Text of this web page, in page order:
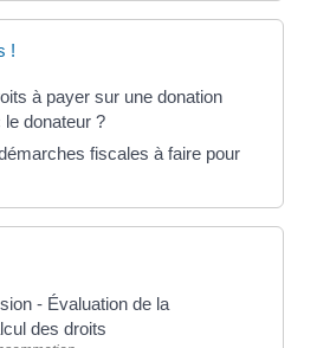
!
à payer sur une donation
donateur ?
fiscales à faire pour
- Évaluation de la
des droits